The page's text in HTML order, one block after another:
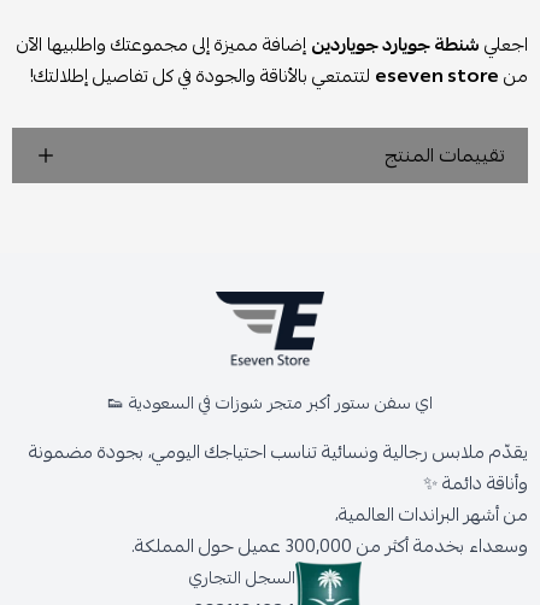
اجعليشنطة جويارد جوياردينإضافة مميزة إلى مجموعتك واطلبيها الآن
منeseven store لتتمتعي بالأناقة والجودة في كل تفاصيل إطلالتك!
تقييمات المنتج
اي سفن ستور أكبر متجر شوزات في السعودية 👟
يقدّم ملابس رجالية ونسائية تناسب احتياجك اليومي، بجودة مضمونة
وأناقة دائمة ✨
من أشهر البراندات العالمية،
وسعداء بخدمة أكثر من 300,000 عميل حول المملكة.
السجل التجاري